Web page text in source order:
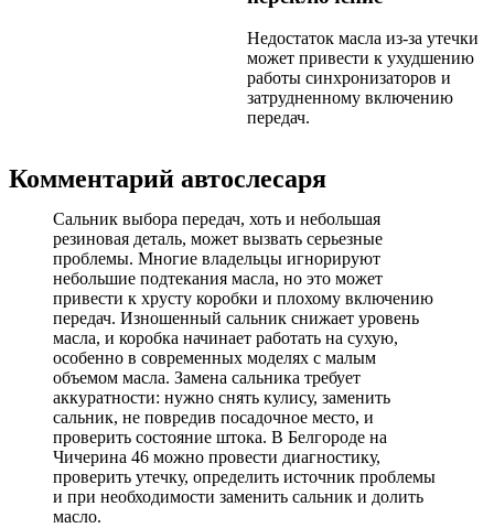
Недостаток масла из-за утечки
может привести к ухудшению
работы синхронизаторов и
затрудненному включению
передач.
Комментарий автослесаря
Сальник выбора передач, хоть и небольшая
резиновая деталь, может вызвать серьезные
проблемы. Многие владельцы игнорируют
небольшие подтекания масла, но это может
привести к хрусту коробки и плохому включению
передач. Изношенный сальник снижает уровень
масла, и коробка начинает работать на сухую,
особенно в современных моделях с малым
объемом масла. Замена сальника требует
аккуратности: нужно снять кулису, заменить
сальник, не повредив посадочное место, и
проверить состояние штока. В Белгороде на
Чичерина 46 можно провести диагностику,
проверить утечку, определить источник проблемы
и при необходимости заменить сальник и долить
масло.